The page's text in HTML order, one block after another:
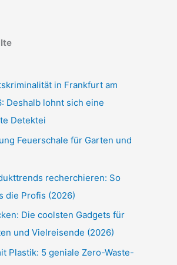
in Frankfurt am
Deshalb lohnt sich eine
Detektei
Feuerschale für Garten und
recherchieren: So
die Profis (2026)
Die coolsten Gadgets für
und Vielreisende (2026)
Plastik: 5 geniale Zero-Waste-